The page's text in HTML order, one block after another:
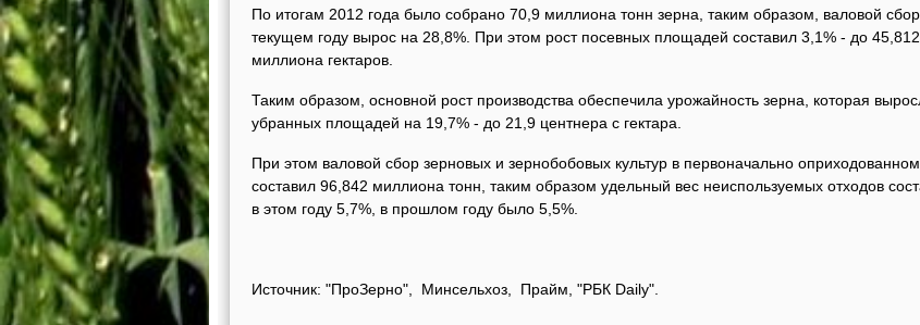
По итогам 2012 года было собрано 70,9 миллиона тонн зерна, таким образом, валовой
текущем году вырос на 28,8%. При этом рост посевных площадей составил 3,1% - до 45,812
миллиона гектаров.
Таким образом, основной рост производства обеспечила урожайность зерна, которая
убранных площадей на 19,7% - до 21,9 центнера с гектара.
При этом валовой сбор зерновых и зернобобовых культур в первоначально
составил 96,842 миллиона тонн, таким образом удельный вес неиспользуемых отходов
в этом году 5,7%, в прошлом году было 5,5%.
Источник: "ПроЗерно", Минсельхоз, Прайм, "РБК Daily".